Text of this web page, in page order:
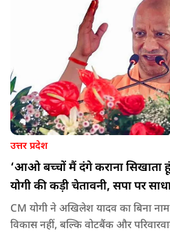
उत्तर प्रदेश
‘आओ बच्चों मैं दंगे कराना सिखाता
योगी की कड़ी चेतावनी, सपा पर
CM योगी ने अखिलेश यादव का बिना
विकास नहीं, बल्कि वोटबैंक और